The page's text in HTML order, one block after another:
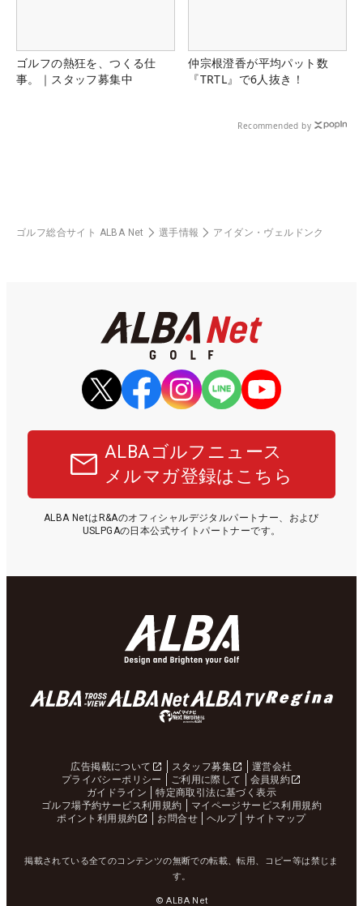
ゴルフの熱狂を、つくる仕
事。｜スタッフ募集中
仲宗根澄香が平均パット数
『TRTL』で6人抜き！
Recommended by
ゴルフ総合サイト ALBA Net 選手情報 アイダン・ヴェルドンク
ALBAゴルフニュース
メルマガ登録はこちら
ALBA NetはR&Aのオフィシャルデジタルパートナー、および
USLPGAの日本公式サイトパートナーです。
広告掲載について スタッフ募集
運営会社
プライバシーポリシー
ご利用に際して
会員規約
ガイドライン
特定商取引法に基づく表示
ゴルフ場予約サービス利用規約
マイページサービス利用規約
ポイント利用規約
お問合せ ヘルプ サイトマップ
掲載されている全てのコンテンツの無断での転載、転用、コピー等は禁じま
す。
© ALBA Net